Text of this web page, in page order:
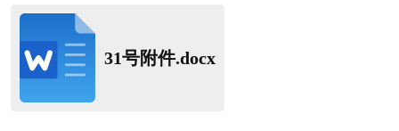
31号附件.docx